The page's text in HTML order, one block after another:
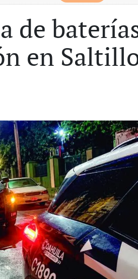
de
en